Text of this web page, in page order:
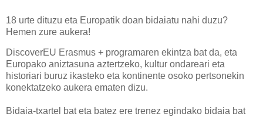
18 urte dituzu eta Europatik doan bidaiatu nahi duzu?
Hemen zure aukera!
DiscoverEU Erasmus + programaren ekintza bat da, eta
Europako aniztasuna aztertzeko, kultur ondareari eta
historiari buruz ikasteko eta kontinente osoko pertsonekin
konektatzeko aukera ematen dizu.
Bidaia-txartel bat eta batez ere trenez egindako bidaia bat